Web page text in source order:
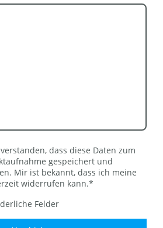
dass diese Daten zum
gespeichert und
Mir ist bekannt, dass ich meine
widerrufen kann.*
Felder